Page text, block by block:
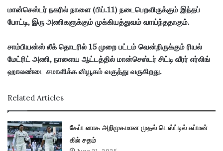
a
i
மான்செஸ்டர் நகரில் நாளை (பிப்.11) நடைபெறவிருக்கும் இந்தப்
போட்டி, இரு அணிகளுக்கும் முக்கியத்துவம் வாய்ந்ததாகும்.
சாம்பியன்ஸ் லீக் தொடரில் 15 முறை பட்டம் வென்றிருக்கும் ரியல்
மேட்ரிட் அணி, நாளைய ஆட்டத்தில் மான்செஸ்டர் சிட்டி வீரர் எர்லிங்
ஹாலண்டை சமாளிக்க வியூகம் வகுத்து வருகிறது.
Related Articles
கேப்டனாக அறிமுகமான முதல் டெஸ்ட்டில் சுப்மன்
கில் சதம்